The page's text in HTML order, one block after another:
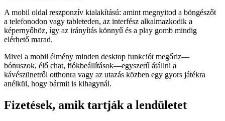
A mobil oldal reszponzív kialakítású: amint megnyitod a böngészőt
a telefonodon vagy tableteden, az interfész alkalmazkodik a
képernyőhöz, így az irányítás könnyű és a play gomb mindig
elérhető marad.
Mivel a mobil élmény minden desktop funkciót megőriz—
bónuszok, élő chat, fiókbeállítások—egyszerű átállni a
kávészünetről otthonra vagy az utazás közben egy gyors játékra
anélkül, hogy bármit is kihagynál.
Fizetések, amik tartják a lendületet